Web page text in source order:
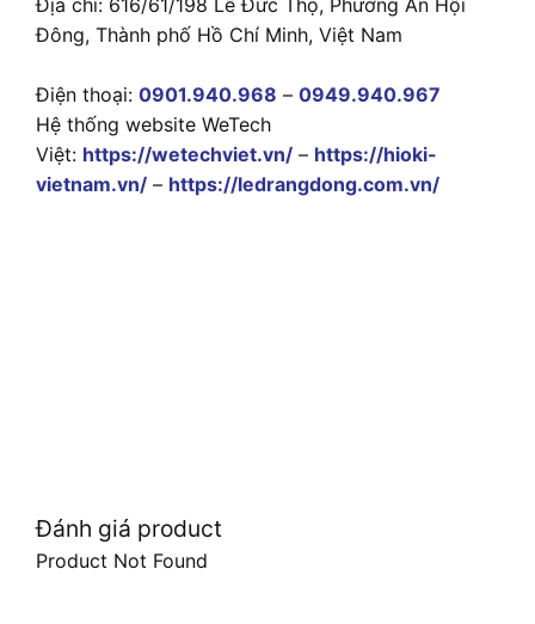
Đông, Thành phố Hồ Chí Minh, Việt Nam
Điện thoại: 0901.940.968 – 0949.940.967
Hệ thống website WeTech
Việt: https://wetechviet.vn/ – https://hioki-
vietnam.vn/ – https://ledrangdong.com.vn/
Đánh giá product
Product Not Found